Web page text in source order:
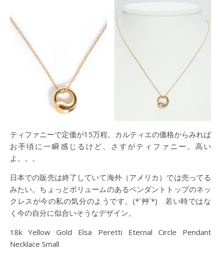
ティファニーで定価が15万程。カルティエの価格からみれば
お手頃に一瞬感じるけど、さすがティファニー。高い
よ。。。
日本での販売は終了していて海外（アメリカ）では売ってる
みたい。ちょっとボリュームのあるペンダントトップのネッ
クレスが今の私の気分のようです。(*´艸`*) 若い時ではな
く今の自分に似合いそうなデザイン。
18k Yellow Gold Elsa Peretti Eternal Circle Pendant
Necklace Small